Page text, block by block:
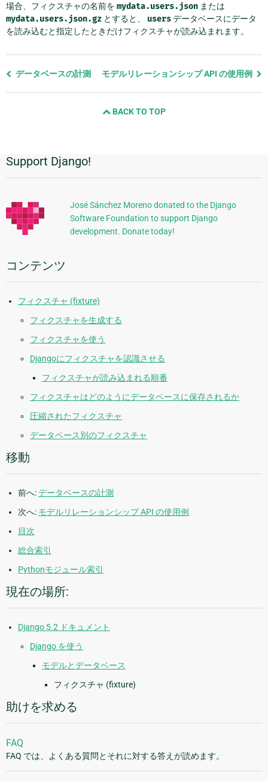
場合、フィクスチャの名前を mydata.users.json または
mydata.users.json.gz とすると、 usersデータベースにデータ
を読み込むと指定したときだけフィクスチャが読み込まれます。
前
の
ペ
ジ
データベースの計測 モデルリレーションシップ API の使用例
BACK TO TOP
追
加
的
な
報
Support Django!
José Sánchez Moreno donated to the Django
Software Foundation to support Django
development. Donate today!
コンテンツ
フィクスチャ (fixture)
フィクスチャを生成する
フィクスチャを使う
Djangoにフィクスチャを認識させる
フィクスチャが読み込まれる順番
フィクスチャはどのようにデータベースに保存されるか
圧縮されたフィクスチャ
データベース別のフィクスチャ
移動
前へ:データベースの計測
次へ: モデルリレーションシップ API の使用例
目次
総合索引
Pythonモジュール索引
現在の場所:
Django 5.2 ドキュメント
Django を使う
モデルとデータベース
フィクスチャ (fixture)
助けを求める
FAQ
FAQ では、よくある質問とそれに対する答えが読めます。